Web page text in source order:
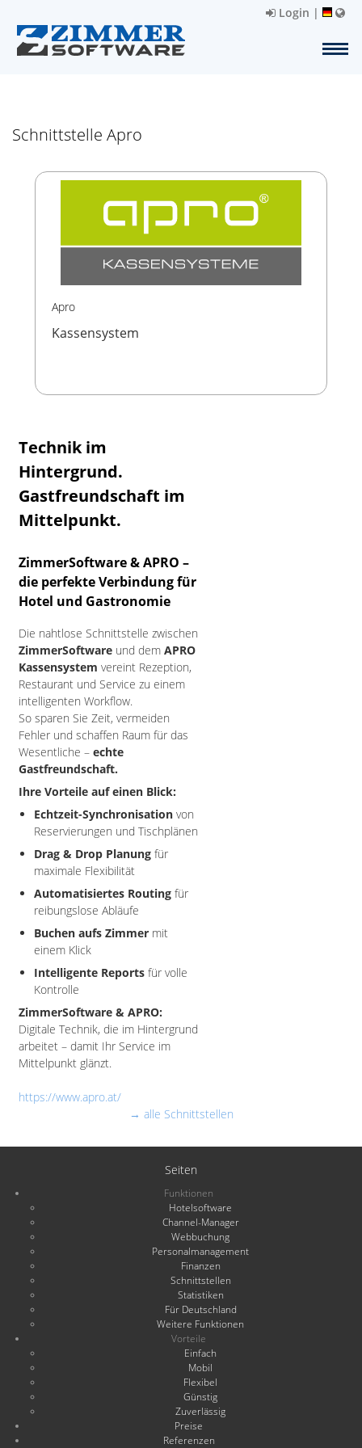
Login |
Schnittstelle Apro
Apro
Kassensystem
Technik im
Hintergrund.
Gastfreundschaft im
Mittelpunkt.
ZimmerSoftware & APRO –
die perfekte Verbindung für
Hotel und Gastronomie
Die nahtlose Schnittstelle zwischen
ZimmerSoftware und dem APRO
Kassensystem vereint Rezeption,
Restaurant und Service zu einem
intelligenten Workflow.
So sparen Sie Zeit, vermeiden
Fehler und schaffen Raum für das
Wesentliche – echte
Gastfreundschaft.
Ihre Vorteile auf einen Blick:
Echtzeit-Synchronisation von
Reservierungen und Tischplänen
Drag & Drop Planung für
maximale Flexibilität
Automatisiertes Routing für
reibungslose Abläufe
Buchen aufs Zimmer mit
einem Klick
Intelligente Reports für volle
Kontrolle
ZimmerSoftware & APRO:
Digitale Technik, die im Hintergrund
arbeitet – damit Ihr Service im
Mittelpunkt glänzt.
https://www.apro.at/
→ alle Schnittstellen
Seiten
Funktionen
Hotelsoftware
Channel-Manager
Webbuchung
Personalmanagement
Finanzen
Schnittstellen
Statistiken
Für Deutschland
Weitere Funktionen
Vorteile
Einfach
Mobil
Flexibel
Günstig
Zuverlässig
Preise
Referenzen